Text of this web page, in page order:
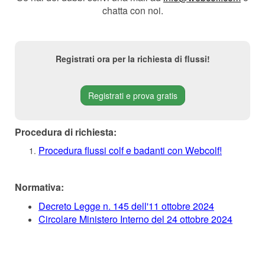
chatta con noi.
Registrati ora per la richiesta di flussi!
Registrati e prova gratis
Procedura di richiesta:
Procedura flussi colf e badanti con Webcolf!
Normativa:
Decreto Legge n. 145 dell'11 ottobre 2024
Circolare Ministero Interno del 24 ottobre 2024